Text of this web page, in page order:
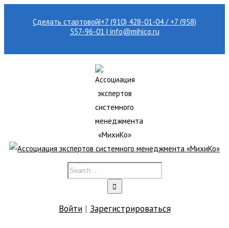
Сделать стартовой|+7 (910) 428-01-04 / +7 (958)
557-96-01 | info@mihico.ru
Войти| Зарегистрироваться